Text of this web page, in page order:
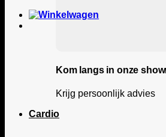
Kom langs in onze
Krijg persoonlijk advies
Cardio